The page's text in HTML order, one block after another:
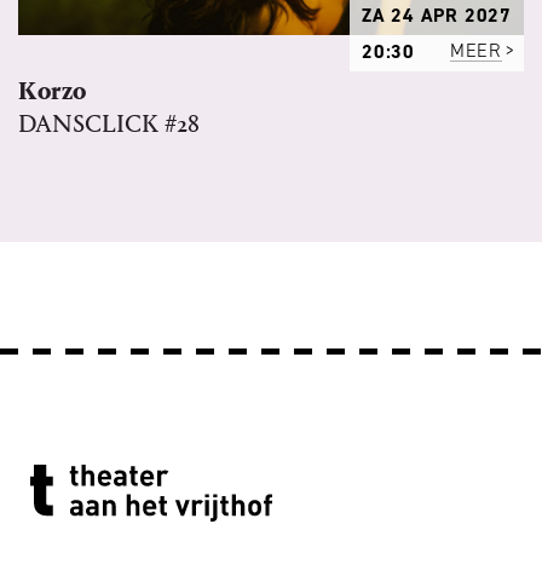
ZA 24 APR 2027
20:30
MEER
Korzo
DANSCLICK #28